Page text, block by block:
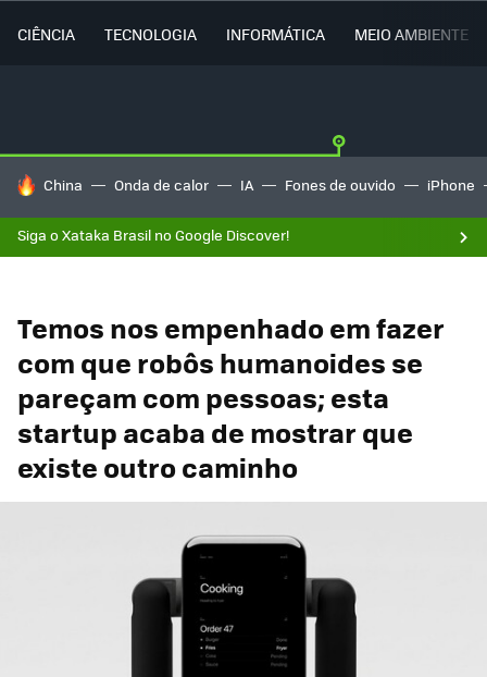
CIÊNCIA TECNOLOGIA INFORMÁTICA MEIO AMBIENTE
TENDÊNCIAS DO DIA
China Onda de calor IA Fones de ouvido iPhone
Siga o Xataka Brasil no Google Discover!
Temos nos empenhado em fazer
com que robôs humanoides se
pareçam com pessoas; esta
startup acaba de mostrar que
existe outro caminho